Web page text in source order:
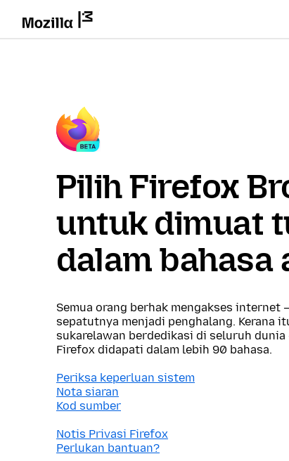
Pilih Firefox
untuk dimuat
dalam bahasa
Semua orang berhak mengakses internet
sepatutnya menjadi penghalang. Kerana
sukarelawan berdedikasi di seluruh dunia
Firefox didapati dalam lebih 90 bahasa.
Periksa keperluan sistem
Nota siaran
Kod sumber
Notis Privasi Firefox
Perlukan bantuan?